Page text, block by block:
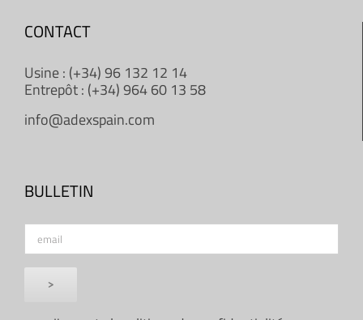
CONTACT
Usine : (+34) 96 132 12 14
Entrepôt : (+34) 964 60 13 58
info@adexspain.com
BULLETIN